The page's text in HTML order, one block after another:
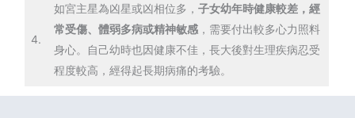
4.
如宮主星為凶星或凶相位多，子女幼年時健康較差，經
常受傷、體弱多病或精神敏感 ，需要付出較多心力照料
身心。自己幼時也因健康不佳，長大後對生理疾病忍受
程度較高，經得起長期病痛的考驗。